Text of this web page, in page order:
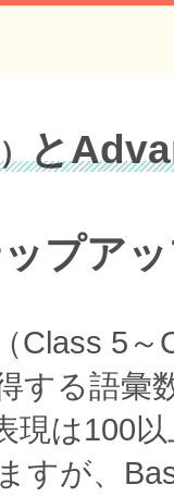
と
プア
Class 5～
する語彙
現は100
すが、